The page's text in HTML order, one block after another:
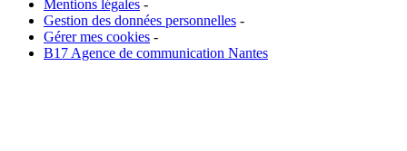
Mentions légales -
Gestion des données personnelles -
Gérer mes cookies -
B17 Agence de communication Nantes